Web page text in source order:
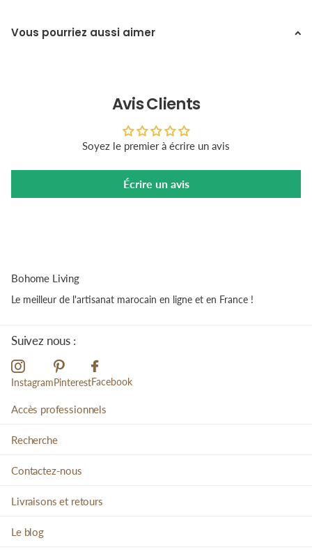
Vous pourriez aussi aimer
Avis Clients
Soyez le premier à écrire un avis
Écrire un avis
Bohome Living
Le meilleur de l'artisanat marocain en ligne et en France !
Suivez nous :
InstagramPinterestFacebook
Accès professionnels
Recherche
Contactez-nous
Livraisons et retours
Le blog